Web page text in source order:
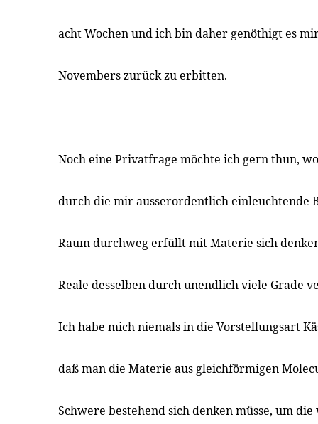
acht Wochen und ich bin daher genöthigt es
Novembers zurück zu erbitten.
Noch eine Privatfrage möchte ich gern thun,
durch die mir ausserordentlich einleuchtende
Raum durchweg erfüllt mit Materie sich
Reale desselben durch unendlich viele Grade
Ich habe mich niemals in die Vorstellungsart
daß man die Materie aus gleichförmigen
Schwere bestehend sich denken müsse, um